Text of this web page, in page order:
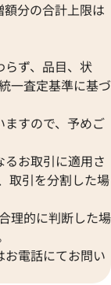
分の合計上限は
ず、品目、状
一査定基準に基づ
すので、予めご
お取引に適用さ
取引を分割した場
理的に判断した場
電話にてお問い